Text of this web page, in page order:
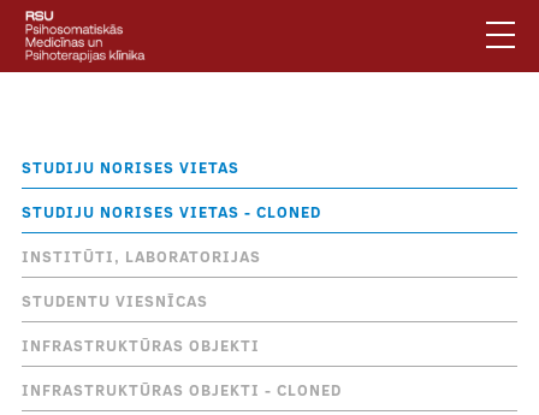
Pārlekt
galveno
saturu
Meklēt Mobile
augšējā
izvēlne
Jautājumi un atbildes
Privātuma politika
Vides pieejamība
Piesakies jaunumiem
Atpakaļceļš
STUDIJU NORISES VIETAS
STUDIJU NORISES VIETAS - CLONED
INSTITŪTI, LABORATORIJAS
STUDENTU VIESNĪCAS
INFRASTRUKTŪRAS OBJEKTI
INFRASTRUKTŪRAS OBJEKTI - CLONED